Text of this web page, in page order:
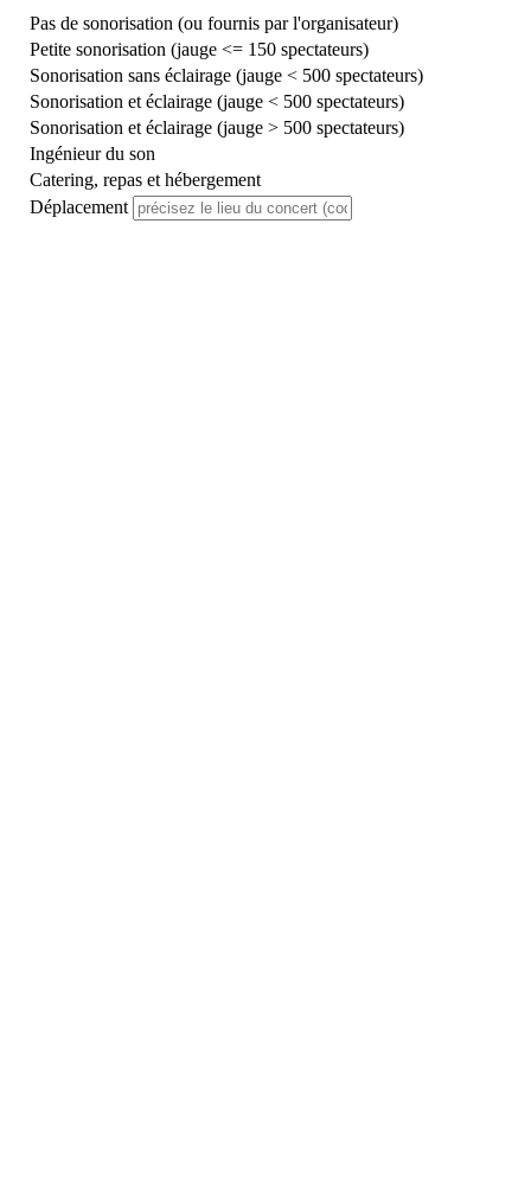
Pas de sonorisation (ou fournis par l'organisateur)
Petite sonorisation (jauge <= 150 spectateurs)
Sonorisation sans éclairage (jauge < 500 spectateurs)
Sonorisation et éclairage (jauge < 500 spectateurs)
Sonorisation et éclairage (jauge > 500 spectateurs)
Ingénieur du son
Catering, repas et hébergement
Déplacement